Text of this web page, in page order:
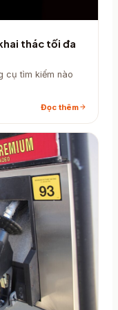
thác tối đa
cụ tìm kiếm nào
Đọc thêmarrow_forward